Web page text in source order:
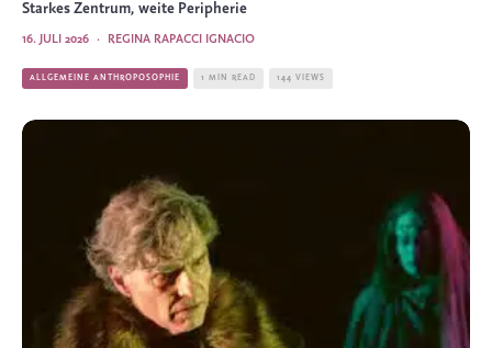
Starkes Zentrum, weite Peripherie
REGINA RAPACCI IGNACIO
·
16. JULI 2026
ALLGEMEINE ANTHROPOSOPHIE 1 MIN READ 144 VIEWS